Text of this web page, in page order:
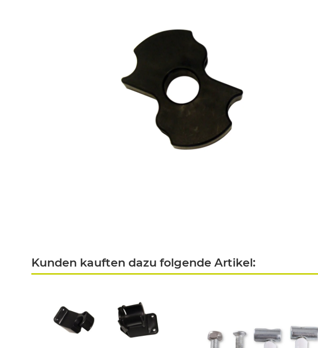
Kunden kauften dazu folgende Artikel: